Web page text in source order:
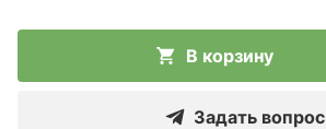
В корзину
Задать вопрос